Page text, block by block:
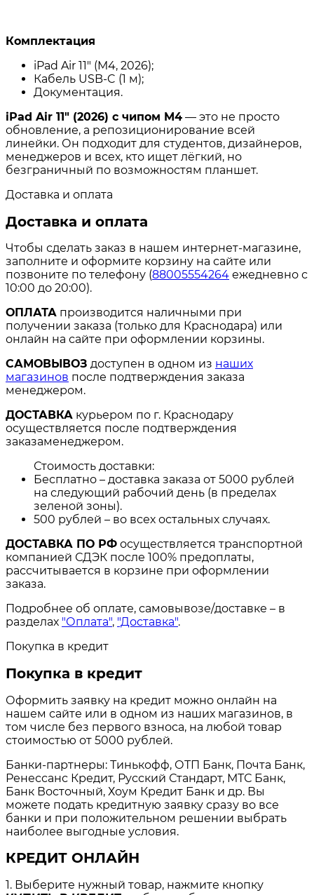
Комплектация
iPad Air 11″ (M4, 2026);
Кабель USB‑C (1 м);
Документация.
iPad Air 11″ (2026) с чипом M4 — это не просто
обновление, а репозиционирование всей
линейки. Он подходит для студентов, дизайнеров,
менеджеров и всех, кто ищет лёгкий, но
безграничный по возможностям планшет.
Доставка и оплата
Доставка и оплата
Чтобы сделать заказ в нашем интернет-магазине,
заполните и оформите корзину на сайте или
позвоните по телефону (88005554264 ежедневно с
10:00 до 20:00).
ОПЛАТА производится наличными при
получении заказа (только для Краснодара) или
онлайн на сайте при оформлении корзины.
САМОВЫВОЗ доступен в одном из наших
магазинов после подтверждения заказа
менеджером.
ДОСТАВКА курьером по г. Краснодару
осуществляется после подтверждения
заказаменеджером.
Стоимость доставки:
Бесплатно – доставка заказа от 5000 рублей
на следующий рабочий день (в пределах
зеленой зоны).
500 рублей – во всех остальных случаях.
ДОСТАВКА ПО РФ осуществляется транспортной
компанией СДЭК после 100% предоплаты,
рассчитывается в корзине при оформлении
заказа.
Подробнее об оплате, самовывозе/доставке – в
разделах "Оплата", "Доставка".
Покупка в кредит
Покупка в кредит
Оформить заявку на кредит можно онлайн на
нашем сайте или в одном из наших магазинов, в
том числе без первого взноса, на любой товар
стоимостью от 5000 рублей.
Банки-партнеры: Тинькофф, ОТП Банк, Почта Банк,
Ренессанс Кредит, Русский Стандарт, МТС Банк,
Банк Восточный, Хоум Кредит Банк и др. Вы
можете подать кредитную заявку сразу во все
банки и при положительном решении выбрать
наиболее выгодные условия.
КРЕДИТ ОНЛАЙН
1. Выберите нужный товар, нажмите кнопку